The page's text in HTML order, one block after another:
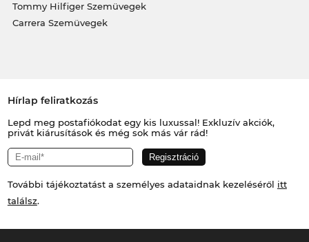
Tommy Hilfiger Szemüvegek
Carrera Szemüvegek
Hírlap feliratkozás
Lepd meg postafiókodat egy kis luxussal! Exkluzív akciók,
privát kiárusítások és még sok más vár rád!
További tájékoztatást a személyes adataidnak kezeléséről itt
találsz.